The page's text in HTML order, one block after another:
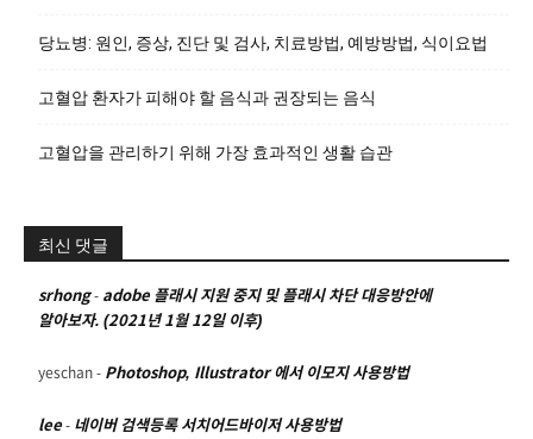
당뇨병: 원인, 증상, 진단 및 검사, 치료방법, 예방방법, 식이요법
고혈압 환자가 피해야 할 음식과 권장되는 음식
고혈압을 관리하기 위해 가장 효과적인 생활 습관
최신 댓글
srhong- adobe 플래시 지원 중지 및 플래시 차단 대응방안에
알아보자. (2021년 1월 12일 이후)
yeschan - Photoshop, Illustrator 에서 이모지 사용방법
lee - 네이버 검색등록 서치어드바이저 사용방법